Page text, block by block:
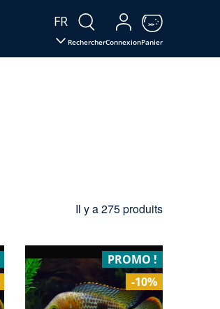
FR
RechercherConnexionPanier
Il y a 275 produits
PROMO !
-10%